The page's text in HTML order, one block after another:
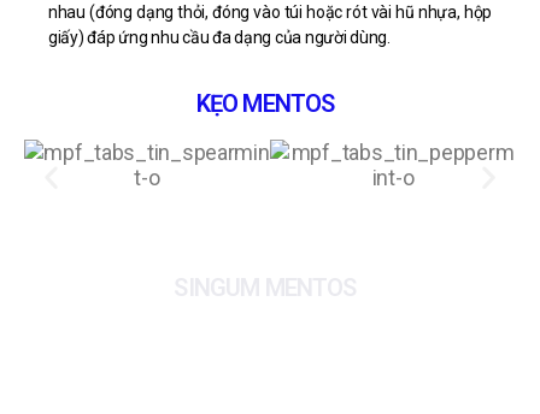
nhau (đóng dạng thỏi, đóng vào túi hoặc rót vài hũ nhựa, hộp
giấy) đáp ứng nhu cầu đa dạng của người dùng.
KẸO MENTOS